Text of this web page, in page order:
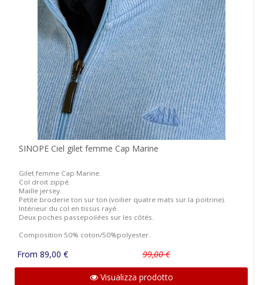
SINOPE Ciel gilet femme Cap Marine
Gilet femme Cap Marine.
Col droit zippé.
Maille jersey.
Petite broderie ton sur ton (voilier quatre mats sur la poitrine).
Intérieur du col en tissus rayé.
Deux poches passepoilées sur les côtés.
Composition 50% coton/50%polyester.
From 89,00 € 99,00 €
Visualizza prodotto